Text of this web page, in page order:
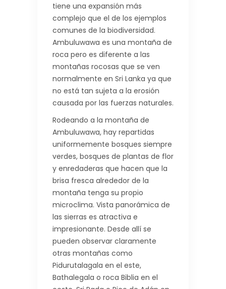
tiene una expansión más
complejo que el de los ejemplos
comunes de la biodiversidad.
Ambuluwawa es una montaña de
roca pero es diferente a las
montañas rocosas que se ven
normalmente en Sri Lanka ya que
no está tan sujeta a la erosión
causada por las fuerzas naturales.
Rodeando a la montaña de
Ambuluwawa, hay repartidas
uniformemente bosques siempre
verdes, bosques de plantas de flor
y enredaderas que hacen que la
brisa fresca alrededor de la
montaña tenga su propio
microclima. Vista panorámica de
las sierras es atractiva e
impresionante. Desde allí se
pueden observar claramente
otras montañas como
Pidurutalagala en el este,
Bathalegala o roca Biblia en el